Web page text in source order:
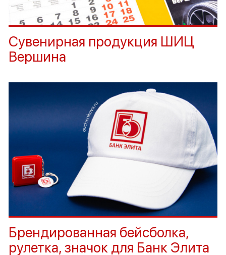
Сувенирная продукция ШИЦ
Вершина
Брендированная бейсболка,
рулетка, значок для Банк Элита